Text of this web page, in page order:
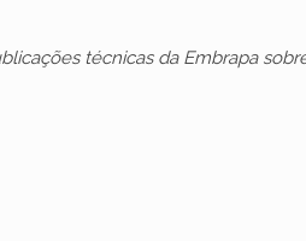
técnicas da Embrapa